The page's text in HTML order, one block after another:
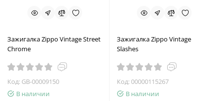
Зажигалка Zippo Vintage Street
Chrome
Код: GB-00009150
В наличии
Зажигалка Zippo Vintage
Slashes
Код: 00000115267
В наличии